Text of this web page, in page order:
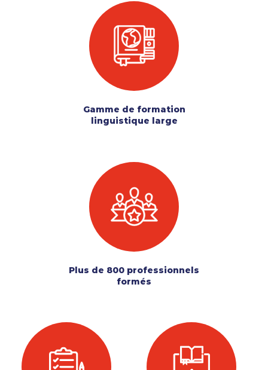
Gamme de formation
linguistique large
Plus de 800 professionnels
formés